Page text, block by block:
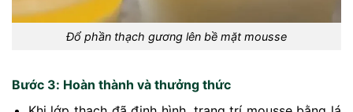
Đổ phần thạch gương lên bề mặt mousse
Bước 3: Hoàn thành và thưởng thức